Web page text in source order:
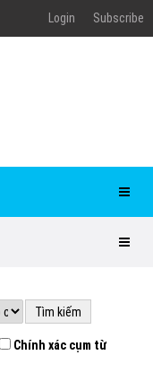
Login Subscribe
Chính xác cụm từ